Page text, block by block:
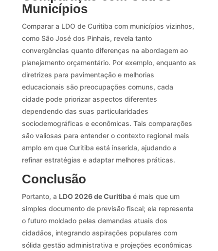
Municípios
Comparar a LDO de Curitiba com municípios vizinhos,
como São José dos Pinhais, revela tanto
convergências quanto diferenças na abordagem ao
planejamento orçamentário. Por exemplo, enquanto as
diretrizes para pavimentação e melhorias
educacionais são preocupações comuns, cada
cidade pode priorizar aspectos diferentes
dependendo das suas particularidades
sociodemográficas e econômicas. Tais comparações
são valiosas para entender o contexto regional mais
amplo em que Curitiba está inserida, ajudando a
refinar estratégias e adaptar melhores práticas.
Conclusão
Portanto, a LDO 2026 de Curitibaé mais que um
simples documento de previsão fiscal; ela representa
o futuro moldado pelas demandas atuais dos
cidadãos, integrando aspirações populares com
sólida gestão administrativa e projeções econômicas